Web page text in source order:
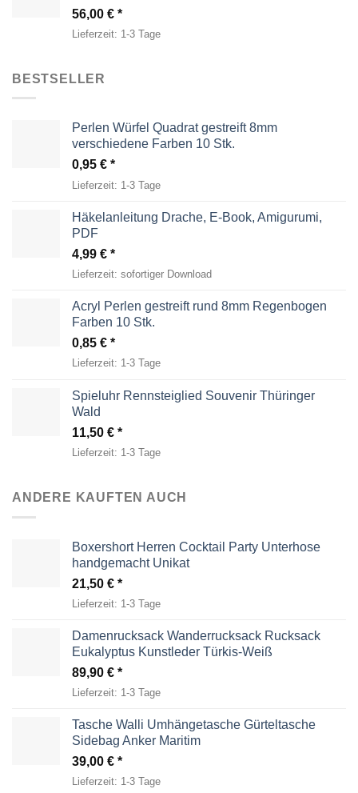
56,00 €
Lieferzeit: 1-3 Tage
BESTSELLER
Perlen Würfel Quadrat gestreift 8mm
verschiedene Farben 10 Stk.
0,95 €
Lieferzeit: 1-3 Tage
Häkelanleitung Drache, E-Book, Amigurumi,
PDF
4,99 €
Lieferzeit: sofortiger Download
Acryl Perlen gestreift rund 8mm Regenbogen
Farben 10 Stk.
0,85 €
Lieferzeit: 1-3 Tage
Spieluhr Rennsteiglied Souvenir Thüringer
Wald
11,50 €
Lieferzeit: 1-3 Tage
ANDERE KAUFTEN AUCH
Boxershort Herren Cocktail Party Unterhose
handgemacht Unikat
21,50 €
Lieferzeit: 1-3 Tage
Damenrucksack Wanderrucksack Rucksack
Eukalyptus Kunstleder Türkis-Weiß
89,90 €
Lieferzeit: 1-3 Tage
Tasche Walli Umhängetasche Gürteltasche
Sidebag Anker Maritim
39,00 €
Lieferzeit: 1-3 Tage